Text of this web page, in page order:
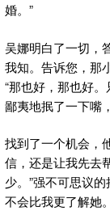
婚。”
吴娜明白了一切，
我知。告诉您，那
“那也好，那也好
鄙夷地抿了一下嘴
找到了一个机会，
信，还是让我先去
少。”强不可思议
不会比我更了解她